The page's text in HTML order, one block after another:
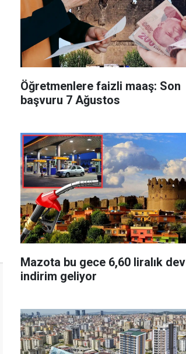
Öğretmenlere faizli maaş: Son
başvuru 7 Ağustos
Mazota bu gece 6,60 liralık dev
indirim geliyor